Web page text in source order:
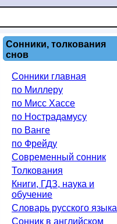
Сонники, толкования
снов
Сонники главная
по Миллеру
по Мисс Хассе
по Нострадамусу
по Ванге
по Фрейду
Современный сонник
Толкования
Книги, ГДЗ, наука и
обучение
Словарь русского языка
Сонник в английском